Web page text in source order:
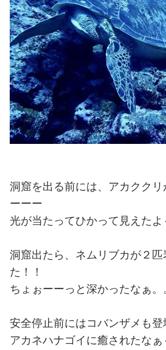
洞窟を出る前には、アカクク
ーーー
光が当たってひかって見えた
洞窟出たら、ネムリブカが２
た！！
ちょぉーーっと深かったなぁ。
安全停止前にはコバンザメも登
アカネハナゴイに癒されたな